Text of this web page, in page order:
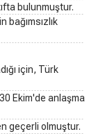
bulunmuştur.
bağımsızlık
için, Türk
Ekim'de anlaşma
geçerli olmuştur.